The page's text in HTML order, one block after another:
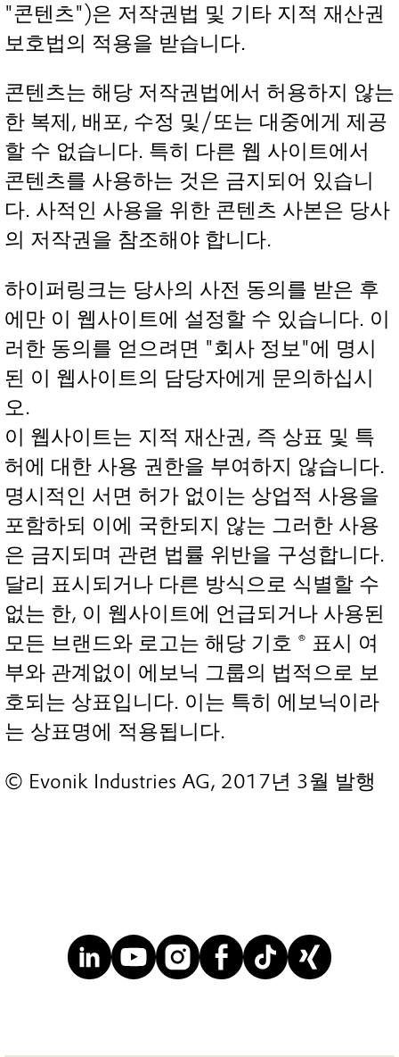
"콘텐츠")은 저작권법 및 기타 지적 재산권
보호법의 적용을 받습니다.
콘텐츠는 해당 저작권법에서 허용하지 않는
한 복제, 배포, 수정 및/또는 대중에게 제공
할 수 없습니다. 특히 다른 웹 사이트에서
콘텐츠를 사용하는 것은 금지되어 있습니
다. 사적인 사용을 위한 콘텐츠 사본은 당사
의 저작권을 참조해야 합니다.
하이퍼링크는 당사의 사전 동의를 받은 후
에만 이 웹사이트에 설정할 수 있습니다. 이
러한 동의를 얻으려면 "회사 정보"에 명시
된 이 웹사이트의 담당자에게 문의하십시
오.
이 웹사이트는 지적 재산권, 즉 상표 및 특
허에 대한 사용 권한을 부여하지 않습니다.
명시적인 서면 허가 없이는 상업적 사용을
포함하되 이에 국한되지 않는 그러한 사용
은 금지되며 관련 법률 위반을 구성합니다.
달리 표시되거나 다른 방식으로 식별할 수
없는 한, 이 웹사이트에 언급되거나 사용된
모든 브랜드와 로고는 해당 기호 ® 표시 여
부와 관계없이 에보닉 그룹의 법적으로 보
호되는 상표입니다. 이는 특히 에보닉이라
는 상표명에 적용됩니다.
© Evonik Industries AG, 2017년 3월 발행